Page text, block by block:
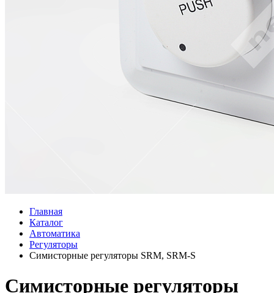
Главная
Каталог
Автоматика
Регуляторы
Симисторные регуляторы SRM, SRM-S
Симисторные регуляторы